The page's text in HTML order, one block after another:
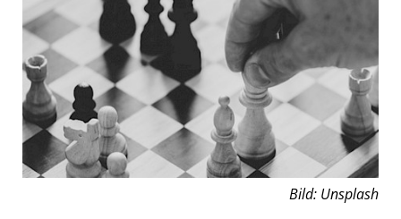
Bild: Unsplash